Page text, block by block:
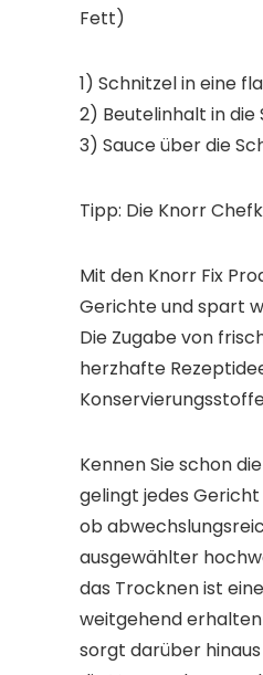
Fett)
1) Schnitzel in eine
2) Beutelinhalt in die
3) Sauce über die
Tipp: Die Knorr
Mit den Knorr Fix
Gerichte und spart
Die Zugabe von
herzhafte
Kennen Sie schon
gelingt jedes
ob
ausgewählter
das Trocknen ist
weitgehend
sorgt darüber